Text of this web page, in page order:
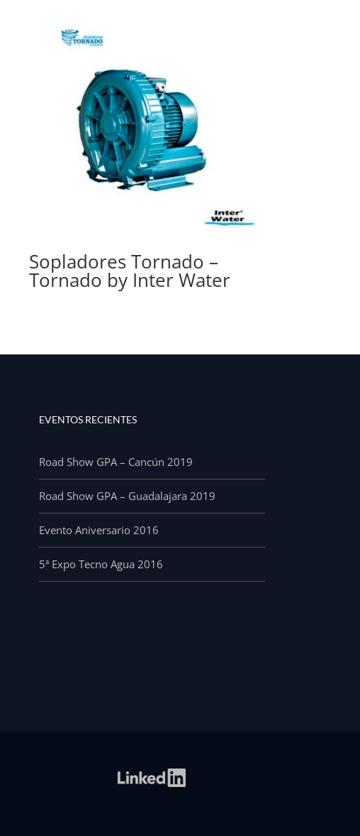
Sopladores Tornado –
Tornado by Inter Water
EVENTOS RECIENTES
Road Show GPA – Cancún 2019
Road Show GPA – Guadalajara 2019
Evento Aniversario 2016
5ª Expo Tecno Agua 2016